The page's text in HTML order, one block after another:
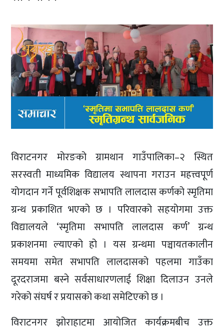
विराटनगर मोरङको ग्रामथान गाउँपालिका–२ स्थित
सरस्वती माध्यमिक विद्यालय स्थापना गराउन महत्त्वपूर्ण
योगदान गर्ने पूर्वशिक्षक सभापति लालदास कर्णको स्मृतिमा
ग्रन्थ प्रकाशित भएको छ । परिवारको सहयोगमा उक्त
विद्यालयले ‘स्मृतिमा सभापति लालदास कर्ण’ ग्रन्थ
प्रकाशनमा ल्याएको हो । यस ग्रन्थमा पञ्चायतकालीन
समयमा समेत सभापति लालदासको पहलमा गाउँका
दूरदराजमा बस्ने सर्वसाधारणलाई शिक्षा दिलाउन उनले
गरेको संघर्ष र प्रयासको कथा समेटिएको छ ।
विराटनगर झोराहाटमा आयोजित कार्यक्रमबीच उक्त